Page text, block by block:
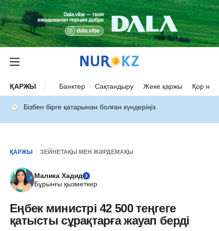
ҚАРЖЫ Банктер Сақтандыру Жеке қаржы Қор
Бізбен бірге қатарынан болған күндеріңіз
ҚАРЖЫ ЗЕЙНЕТАҚЫ МЕН ЖӘРДЕМАҚЫ
Малика Хадид
Бұрынғы қызметкер
Еңбек министрі 42 500 теңгеге
қатысты сұрақтарға жауап берді